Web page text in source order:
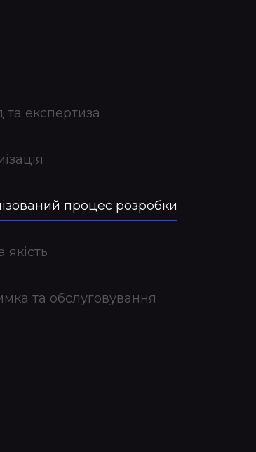
та експертиза
процес розробки
якість
та обслуговування